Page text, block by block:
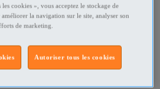
cookies », vous acceptez le stockage de
la navigation sur le site, analyser son
de marketing.
Autoriser tous les cookies